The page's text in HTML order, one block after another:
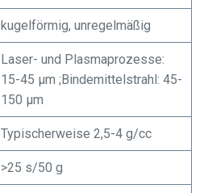
kugelförmig, unregelmäßig
Laser- und Plasmaprozesse:
15-45 μm ;Bindemittelstrahl: 45-
150 μm
Typischerweise 2,5-4 g/cc
>25 s/50 g